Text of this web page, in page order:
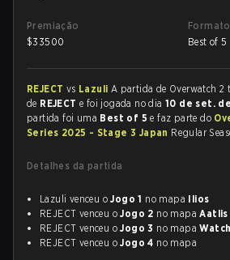
Premiação
$33500
Formato
Best of 5
REJECT vs Lazuli A partida de Overwatch
de REJECTe foi jogada no dia10 de set.
partida foi uma Best of 5e faz parte do
Series 2025 - Stage 3 Japan Regular
Detalhes da partida
Lazuli venceu oJogo 1 no mapa Ilios
REJECT venceu oJogo 2 no mapaAatlis
REJECT venceu oJogo 3 no mapa
REJECT venceu oJogo 4 no mapa